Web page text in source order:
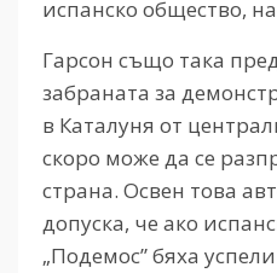
испанско общество,
Гарсон също така
забраната за
в Каталуня от
скоро може да се
страна. Освен това
допуска, че ако
„Подемос” бяха